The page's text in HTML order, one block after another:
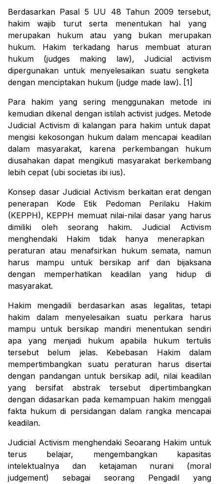
Berdasarkan Pasal 5 UU 48 Tahun 2009 tersebut,
hakim wajib turut serta menentukan hal yang
merupakan hukum atau yang bukan merupakan
hukum. Hakim terkadang harus membuat aturan
hukum (judges making law), Judicial activism
dipergunakan untuk menyelesaikan suatu sengketa
dengan menciptakan hukum (judge made law). [1]
Para hakim yang sering menggunakan metode ini
kemudian dikenal dengan istilahactivist judges. Metode
Judicial Activismdi kalangan para hakim untuk dapat
mengisi kekosongan hukum dalam mencapai keadilan
dalam masyarakat, karena perkembangan hukum
diusahakan dapat mengikuti masyarakat berkembang
lebih cepat (ubi societas ibi ius).
Konsep dasarJudicial Activism berkaitan erat dengan
penerapan Kode Etik Pedoman Perilaku Hakim
(KEPPH), KEPPH memuat nilai-nilai dasar yang harus
dimiliki oleh seorang hakim.Judicial Activism
menghendaki Hakimtidak hanya menerapkan
peraturan ataumenafsirkan hukumsemata, namun
harus
mampu untuk bersikap arif dan bijaksana
dengan memperhatikan keadilan yang hidup di
masyarakat.
Hakim mengadili berdasarkan asas legalitas, tetapi
hakim dalam menyelesaikan suatu perkara harus
mampu untuk bersikap mandiri menentukansendiri
apa yang menjadihukum apabila hukum tertulis
tersebut belum jelas. Kebebasan Hakim dalam
mempertimbangkan suatu peraturan harus disertai
dengan pandangan untuk bersikap adil, nilai keadilan
yang bersifat abstrak tersebut dipertimbangkan
dengan didasarkan pada kemampuan hakim menggali
fakta hukum di persidangan dalam rangka mencapai
keadilan.
Judicial Activismmenghendaki Seoarang Hakim untuk
terus belajar, mengembangkan kapasitas
intelektualnya dan ketajaman nurani (moral
judgement) sebagai seorang Pengadil yang